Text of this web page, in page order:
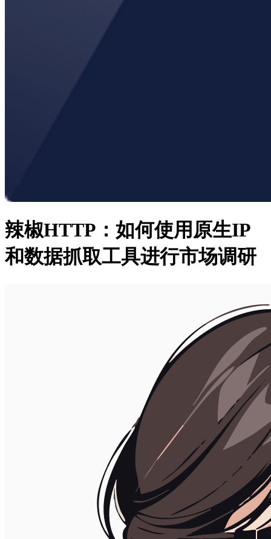
辣椒HTTP：如何使用原生IP
和数据抓取工具进行市场调研